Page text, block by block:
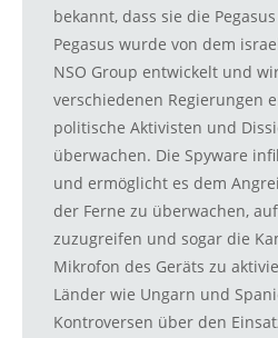
bekannt, dass sie die
Pegasus wurde von dem
NSO Group entwickelt und
verschiedenen Regierungen
politische Aktivisten und
überwachen. Die Spyware
und ermöglicht es dem
der Ferne zu überwachen,
zuzugreifen und sogar die
Mikrofon des Geräts zu
Länder wie Ungarn und
Kontroversen über den